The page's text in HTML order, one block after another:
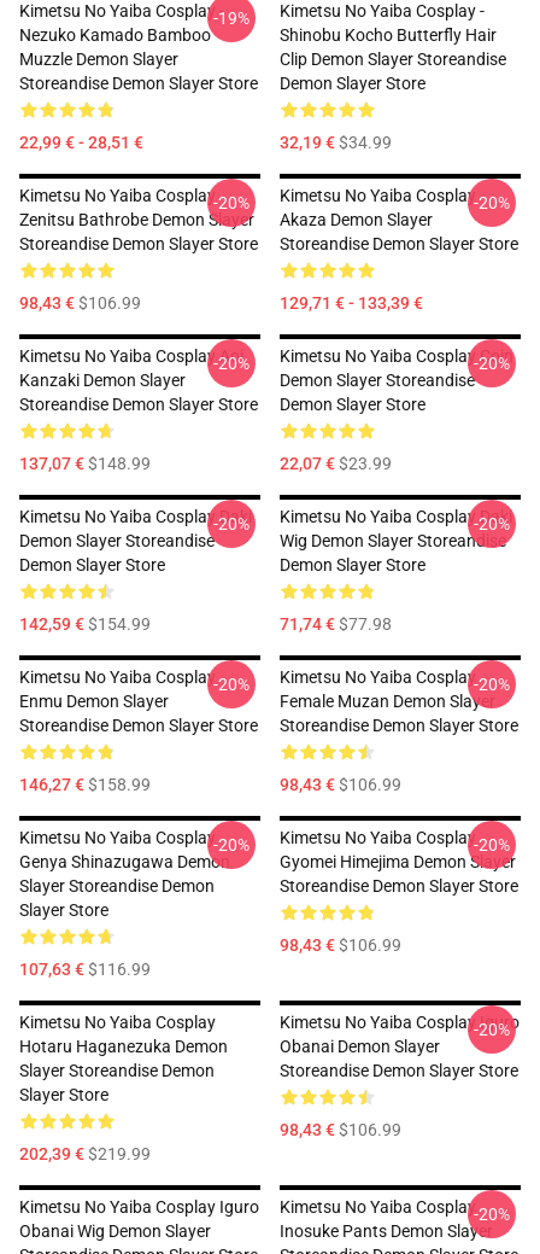
Kimetsu No Yaiba Cosplay -
Nezuko Kamado Bamboo
Muzzle Demon Slayer
Storeandise Demon Slayer Store
22,99 € - 28,51 €
-19%
Kimetsu No Yaiba Cosplay -
Shinobu Kocho Butterfly Hair
Clip Demon Slayer Storeandise
Demon Slayer Store
32,19 €$34.99
Kimetsu No Yaiba Cosplay
Zenitsu Bathrobe Demon Slayer
Storeandise Demon Slayer Store
98,43 €$106.99
-20%
Kimetsu No Yaiba Cosplay
Akaza Demon Slayer
Storeandise Demon Slayer Store
129,71 € - 133,39 €
-20%
Kimetsu No Yaiba Cosplay Aoi
Kanzaki Demon Slayer
Storeandise Demon Slayer Store
137,07 €$148.99
-20%
Kimetsu No Yaiba Cosplay Coin
Demon Slayer Storeandise
Demon Slayer Store
22,07 €$23.99
-20%
Kimetsu No Yaiba Cosplay Daki
Demon Slayer Storeandise
Demon Slayer Store
142,59 €$154.99
-20%
Kimetsu No Yaiba Cosplay Daki
Wig Demon Slayer Storeandise
Demon Slayer Store
71,74 €$77.98
-20%
Kimetsu No Yaiba Cosplay
Enmu Demon Slayer
Storeandise Demon Slayer Store
146,27 €$158.99
-20%
Kimetsu No Yaiba Cosplay
Female Muzan Demon Slayer
Storeandise Demon Slayer Store
98,43 €$106.99
-20%
Kimetsu No Yaiba Cosplay
Genya Shinazugawa Demon
Slayer Storeandise Demon
Slayer Store
107,63 €$116.99
-20%
Kimetsu No Yaiba Cosplay
Gyomei Himejima Demon Slayer
Storeandise Demon Slayer Store
98,43 €$106.99
-20%
Kimetsu No Yaiba Cosplay
Hotaru Haganezuka Demon
Slayer Storeandise Demon
Slayer Store
202,39 €$219.99
Kimetsu No Yaiba Cosplay Iguro
Obanai Demon Slayer
Storeandise Demon Slayer Store
98,43 €$106.99
-20%
Kimetsu No Yaiba Cosplay Iguro
Obanai Wig Demon Slayer
Kimetsu No Yaiba Cosplay
Inosuke Pants Demon Slayer
-20%